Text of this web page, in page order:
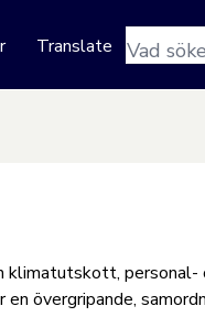
Translate
Sökfras
klimatutskott,
övergripande,